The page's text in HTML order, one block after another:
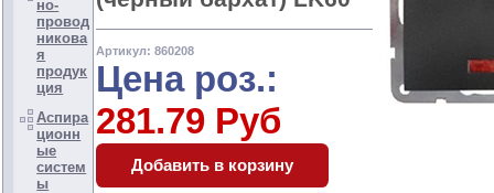
но-
провод
никова
я
продук
ция
Аспира
ционн
ые
систем
ы
Артикул: 860208
Цена роз.:
281.79 Руб